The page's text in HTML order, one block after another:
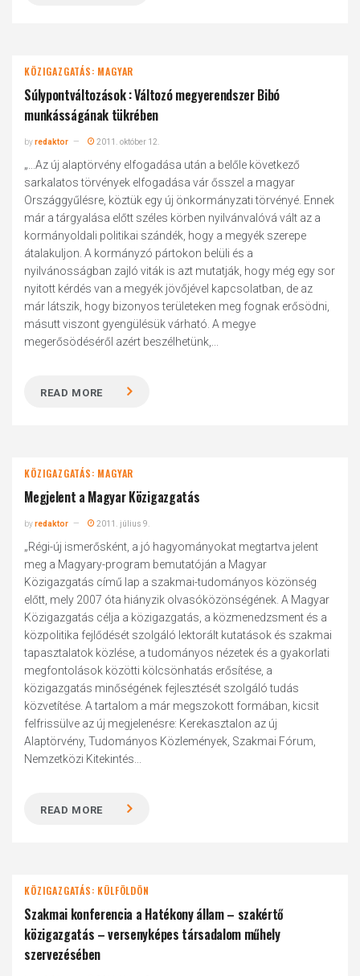
KÖZIGAZGATÁS: MAGYAR
Súlypontváltozások : Változó megyerendszer Bibó
munkásságának tükrében
byredaktor 2011. október 12.
„...Az új alaptörvény elfogadása után a belőle következő
sarkalatos törvények elfogadása vár ősszel a magyar
Országgyűlésre, köztük egy új önkormányzati törvényé. Ennek
már a tárgyalása előtt széles körben nyilvánvalóvá vált az a
kormányoldali politikai szándék, hogy a megyék szerepe
átalakuljon. A kormányzó pártokon belüli és a
nyilvánosságban zajló viták is azt mutatják, hogy még egy sor
nyitott kérdés van a megyék jövőjével kapcsolatban, de az
már látszik, hogy bizonyos területeken meg fognak erősödni,
másutt viszont gyengülésük várható. A megye
megerősödéséről azért beszélhetünk,...
READ MORE
KÖZIGAZGATÁS: MAGYAR
Megjelent a Magyar Közigazgatás
byredaktor 2011. július 9.
„Régi-új ismerősként, a jó hagyományokat megtartva jelent
meg a Magyary-program bemutatóján a Magyar
Közigazgatás című lap a szakmai-tudományos közönség
előtt, mely 2007 óta hiányzik olvasóközönségének. A Magyar
Közigazgatás célja a közigazgatás, a közmenedzsment és a
közpolitika fejlődését szolgáló lektorált kutatások és szakmai
tapasztalatok közlése, a tudományos nézetek és a gyakorlati
megfontolások közötti kölcsönhatás erősítése, a
közigazgatás minőségének fejlesztését szolgáló tudás
közvetítése. A tartalom a már megszokott formában, kicsit
felfrissülve az új megjelenésre: Kerekasztalon az új
Alaptörvény, Tudományos Közlemények, Szakmai Fórum,
Nemzetközi Kitekintés...
READ MORE
KÖZIGAZGATÁS: KÜLFÖLDÖN
Szakmai konferencia a Hatékony állam – szakértő
közigazgatás – versenyképes társadalom műhely
szervezésében